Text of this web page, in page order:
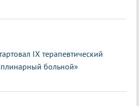
IX терапевтический
больной»